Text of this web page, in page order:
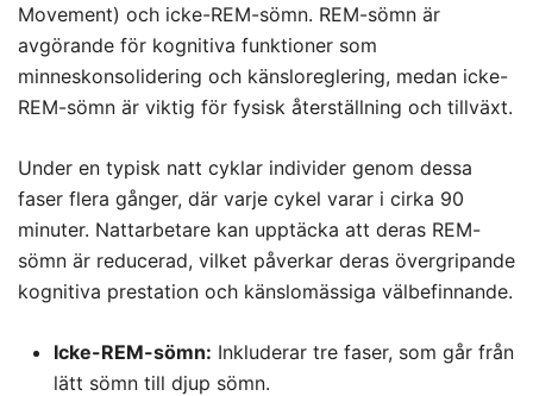
Movement) och icke-REM-sömn. REM-sömn är
avgörande för kognitiva funktioner som
minneskonsolidering och känsloreglering, medan icke-
REM-sömn är viktig för fysisk återställning och tillväxt.
Under en typisk natt cyklar individer genom dessa
faser flera gånger, där varje cykel varar i cirka 90
minuter. Nattarbetare kan upptäcka att deras REM-
sömn är reducerad, vilket påverkar deras övergripande
kognitiva prestation och känslomässiga välbefinnande.
Icke-REM-sömn: Inkluderar tre faser, som går från
lätt sömn till djup sömn.